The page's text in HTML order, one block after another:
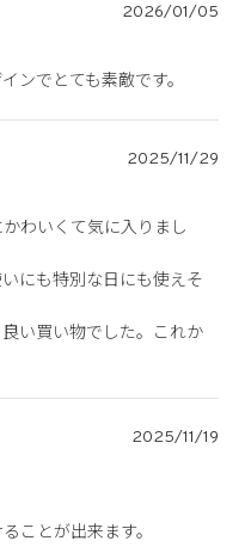
2026/01/05
ンでとても素敵です。
2025/11/29
わいくて気に入りまし
にも特別な日にも使えそ
い買い物でした。これか
2025/11/19
ことが出来ます。